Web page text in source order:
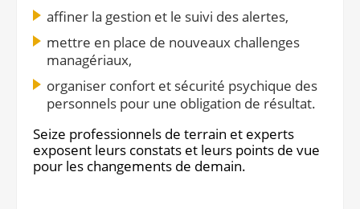
PANIER
Notre site éditorial
Notre boutique
affiner la gestion et le suivi des alertes,
mettre en place de nouveaux challenges
managériaux,
organiser confort et sécurité psychique des
personnels pour une obligation de résultat.
Seize professionnels de terrain et experts
exposent leurs constats et leurs points de vue
pour les changements de demain.